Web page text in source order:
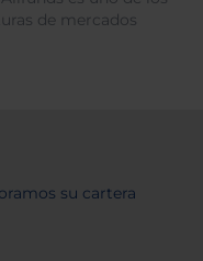
de mercados
su cartera